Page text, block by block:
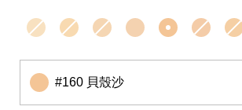
pa%2B%2B%2B-
%7C-
%7C-
10119347301
#160 貝殼沙